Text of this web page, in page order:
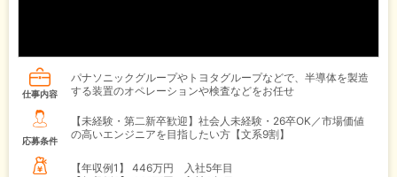
仕事内容
パナソニックグループやトヨタグループなどで、半導体を製造
する装置のオペレーションや検査などをお任せ
応募条件
【未経験・第二新卒歓迎】社会人未経験・26卒OK／市場価値
の高いエンジニアを目指したい方【文系9割】
【年収例1】
446万円 入社5年目